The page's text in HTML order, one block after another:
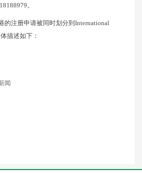
。
的注册申请被同时划分到International
描述如下：
闻